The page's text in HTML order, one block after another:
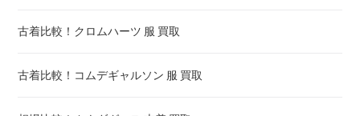
古着比較！クロムハーツ 服 買取
古着比較！コムデギャルソン 服 買取